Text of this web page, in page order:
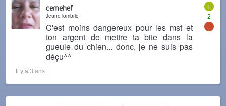
+
2
-
cemehef
Jeune lombric
C'est moins dangereux pour les mst et
ton argent de mettre ta bite dans la
gueule du chien... donc, je ne suis pas
déçu^^
Il y a 3 ans